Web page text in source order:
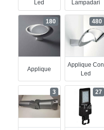
Led
Lampadari
Applique
180
Applique Con
Led
480
3 27